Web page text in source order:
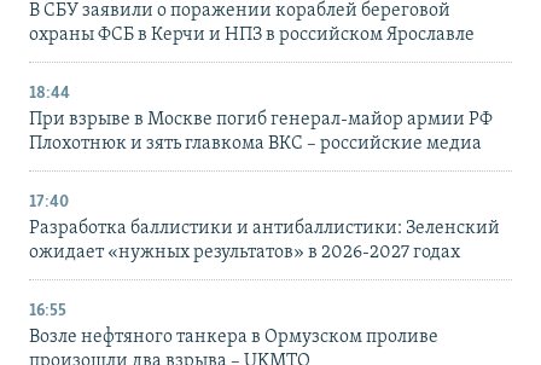
В СБУ заявили о поражении кораблей береговой
охраны ФСБ в Керчи и НПЗ в российском Ярославле
18:44
При взрыве в Москве погиб генерал-майор армии РФ
Плохотнюк и зять главкома ВКС – российские медиа
17:40
Разработка баллистики и антибаллистики: Зеленский
ожидает «нужных результатов» в 2026-2027 годах
16:55
Возле нефтяного танкера в Ормузском проливе